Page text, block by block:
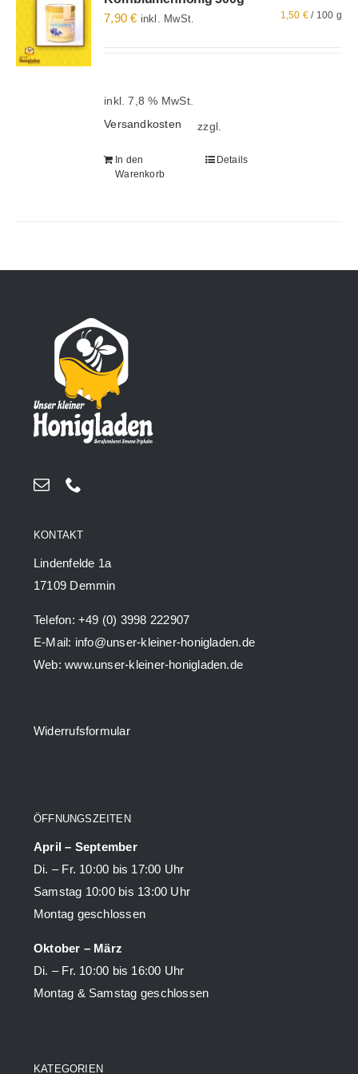
Alle Produkte
7,90€ inkl. MwSt. 1,50 € / 100 g
inkl. 7,8 % MwSt.
zzgl.
Versandkosten
In den
Warenkorb
Details
KONTAKT
Lindenfelde 1a
17109 Demmin
Telefon: +49 (0) 3998 222907
E-Mail: info@unser-kleiner-honigladen.de
Web: www.unser-kleiner-honigladen.de
Widerrufsformular
ÖFFNUNGSZEITEN
April – September
Di. – Fr. 10:00 bis 17:00 Uhr
Samstag 10:00 bis 13:00 Uhr
Montag geschlossen
Oktober – März
Di. – Fr. 10:00 bis 16:00 Uhr
Montag & Samstag geschlossen
KATEGORIEN